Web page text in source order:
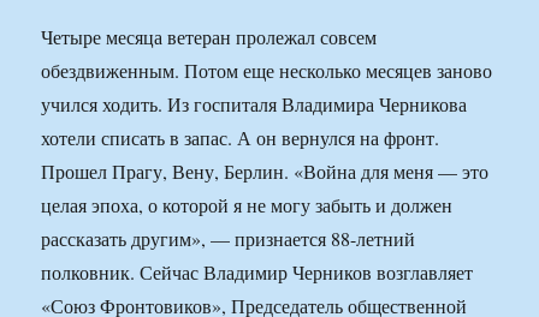
Четыре месяца ветеран пролежал совсем
обездвиженным. Потом еще несколько месяцев заново
учился ходить. Из госпиталя Владимира Черникова
хотели списать в запас. А он вернулся на фронт.
Прошел Прагу, Вену, Берлин. «Война для меня — это
целая эпоха, о которой я не могу забыть и должен
рассказать другим», — признается 88-летний
полковник. Сейчас Владимир Черников возглавляет
«Союз Фронтовиков», Председатель общественной